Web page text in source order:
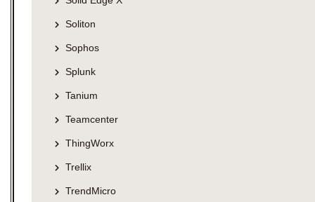
Soliton
Sophos
Splunk
Tanium
Teamcenter
ThingWorx
Trellix
TrendMicro